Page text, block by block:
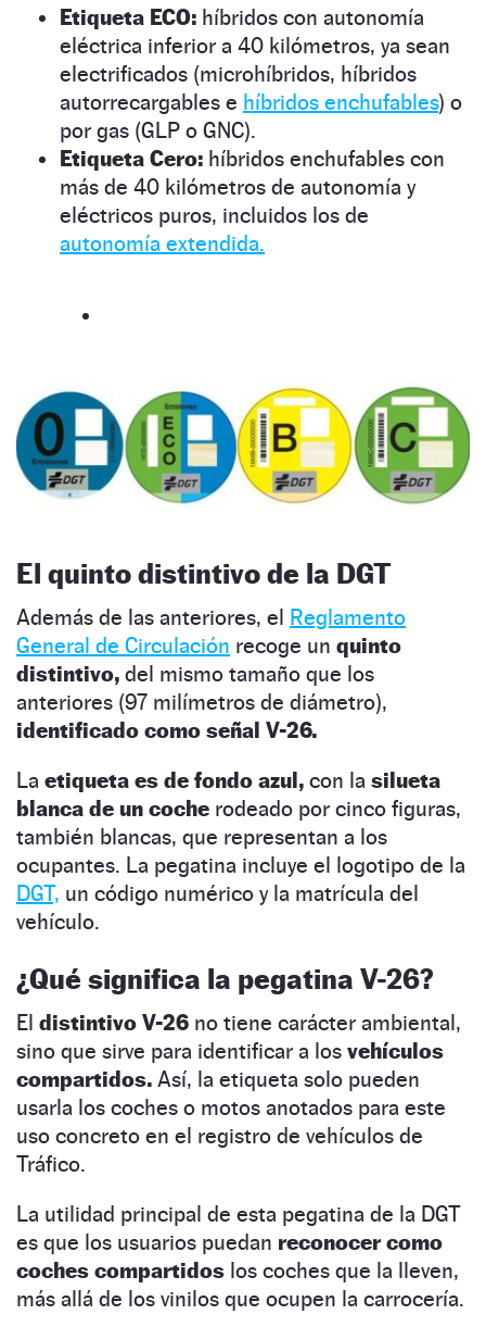
Etiqueta ECO: híbridos con autonomía
eléctrica inferior a 40 kilómetros, ya sean
electrificados (microhíbridos, híbridos
autorrecargables e híbridos enchufables) o
por gas (GLP o GNC).
Etiqueta Cero: híbridos enchufables con
más de 40 kilómetros de autonomía y
eléctricos puros, incluidos los de
autonomía extendida.
El quinto distintivo de la DGT
Además de las anteriores, el Reglamento
General de Circulación recoge un quinto
distintivo, del mismo tamaño que los
anteriores (97 milímetros de diámetro),
identificado como señal V-26.
La etiqueta es de fondo azul, con la silueta
blanca de un coche rodeado por cinco figuras,
también blancas, que representan a los
ocupantes. La pegatina incluye el logotipo de la
DGT, un código numérico y la matrícula del
vehículo.
¿Qué significa la pegatina V-26?
El distintivo V-26 no tiene carácter ambiental,
sino que sirve para identificar a los vehículos
compartidos. Así, la etiqueta solo pueden
usarla los coches o motos anotados para este
uso concreto en el registro de vehículos de
Tráfico.
La utilidad principal de esta pegatina de la DGT
es que los usuarios puedan reconocer como
coches compartidos los coches que la lleven,
más allá de los vinilos que ocupen la carrocería.